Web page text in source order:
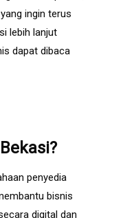
ingin terus
lebih lanjut
dapat dibaca
penyedia
bisnis
digital dan